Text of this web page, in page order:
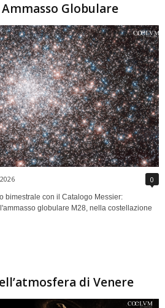
Ammasso Globulare
0
bimestrale con il Catalogo Messier:
globulare M28, nella costellazione
di Venere